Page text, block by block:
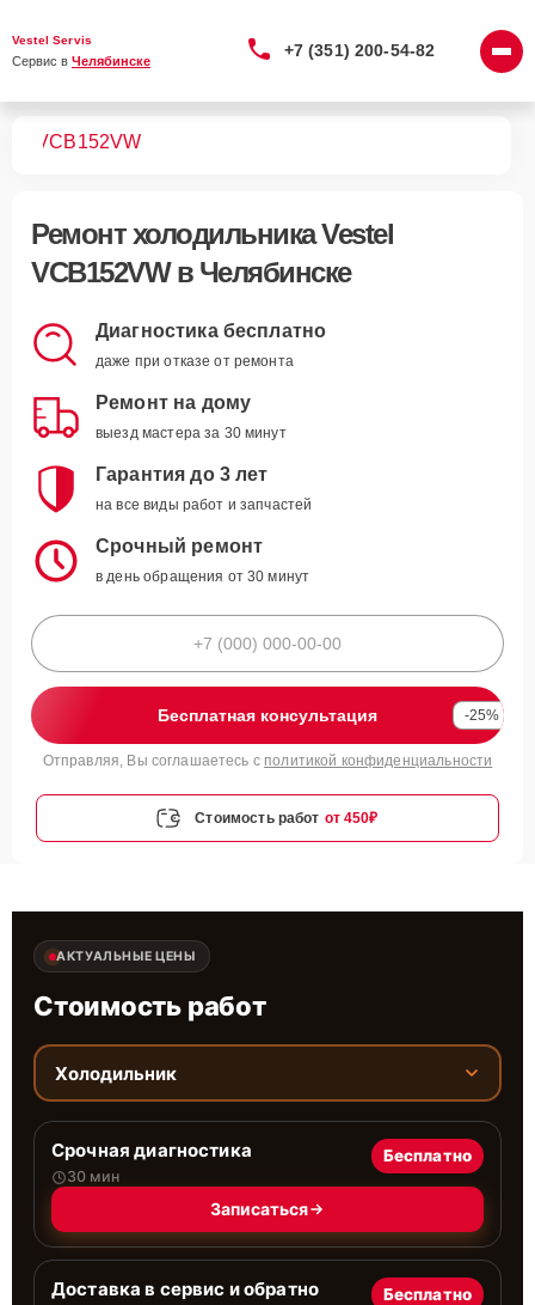
Vestel Servis
Сервис в Челябинске
+7 (351) 200-54-82
VCB152VW
Ремонтхолодильника Vestel
VCB152VWв Челябинске
Диагностика бесплатно
даже при отказе от ремонта
Ремонт на дому
выезд мастера за 30 минут
Гарантия до 3 лет
на все виды работ и запчастей
Срочный ремонт
в день обращения от 30 минут
Бесплатная консультация -25%
Отправляя, Вы соглашаетесь с политикой конфиденциальности
Стоимость работ от 450₽
АКТУАЛЬНЫЕ ЦЕНЫ
Стоимость работ
Холодильник
Срочная диагностика
30 мин
Бесплатно
Записаться
Доставка в сервис и обратно Бесплатно